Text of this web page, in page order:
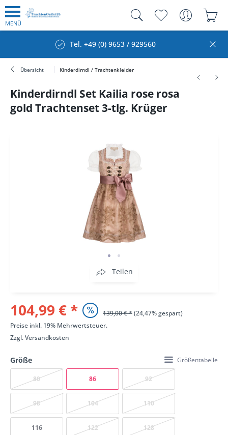
MENÜ
Tel. +49 (0) 9653 / 929560
Übersicht Kinderdirndl / Trachtenkleider
Kinderdirndl Set Kailia rose rosa
gold Trachtenset 3-tlg. Krüger
Teilen
104,99 € * 139,00 € *(24,47% gespart)
Preise inkl. 19% Mehrwertsteuer.
Zzgl.Versandkosten
Größe Größentabelle
80 86 92
98 104 110
116 122 128